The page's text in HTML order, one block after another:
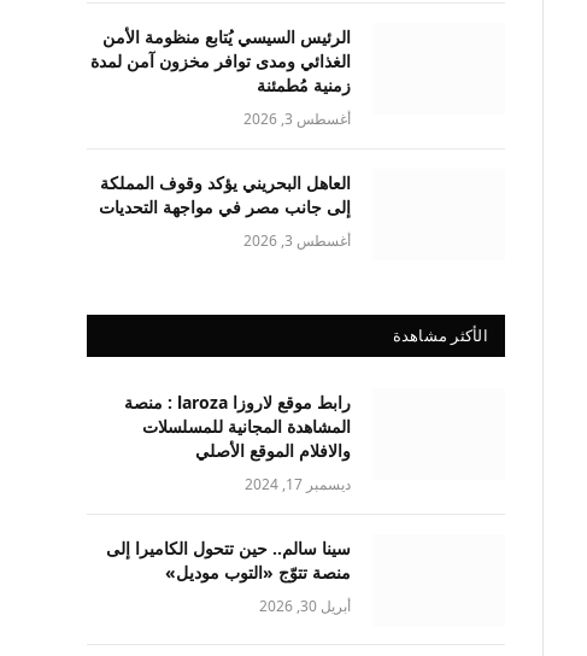
الرئيس السيسي يُتابع منظومة الأمن
الغذائي ومدى توافر مخزون آمن لمدة
زمنية مُطمئنة
أغسطس 3, 2026
العاهل البحريني يؤكد وقوف المملكة
إلى جانب مصر في مواجهة التحديات
أغسطس 3, 2026
الأكثر مشاهدة
رابط موقع لاروزا laroza : منصة
المشاهدة المجانية للمسلسلات
والافلام الموقع الأصلي
ديسمبر 17, 2024
سينا سالم.. حين تتحول الكاميرا إلى
منصة تتوّج «التوب موديل»
أبريل 30, 2026